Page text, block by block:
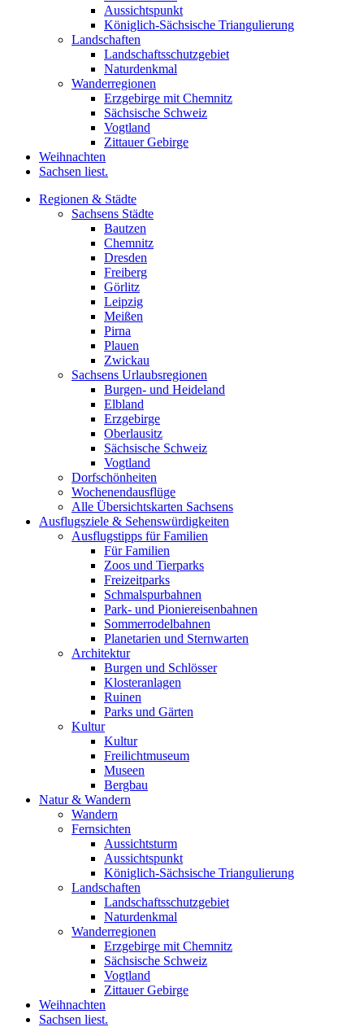
Aussichtspunkt
Königlich-Sächsische Triangulierung
Landschaften
Landschaftsschutzgebiet
Naturdenkmal
Wanderregionen
Erzgebirge mit Chemnitz
Sächsische Schweiz
Vogtland
Zittauer Gebirge
Weihnachten
Sachsen liest.
Regionen & Städte
Sachsens Städte
Bautzen
Chemnitz
Dresden
Freiberg
Görlitz
Leipzig
Meißen
Pirna
Plauen
Zwickau
Sachsens Urlaubsregionen
Burgen- und Heideland
Elbland
Erzgebirge
Oberlausitz
Sächsische Schweiz
Vogtland
Dorfschönheiten
Wochenendausflüge
Alle Übersichtskarten Sachsens
Ausflugsziele & Sehenswürdigkeiten
Ausflugstipps für Familien
Für Familien
Zoos und Tierparks
Freizeitparks
Schmalspurbahnen
Park- und Pioniereisenbahnen
Sommerrodelbahnen
Planetarien und Sternwarten
Architektur
Burgen und Schlösser
Klosteranlagen
Ruinen
Parks und Gärten
Kultur
Kultur
Freilichtmuseum
Museen
Bergbau
Natur & Wandern
Wandern
Fernsichten
Aussichtsturm
Aussichtspunkt
Königlich-Sächsische Triangulierung
Landschaften
Landschaftsschutzgebiet
Naturdenkmal
Wanderregionen
Erzgebirge mit Chemnitz
Sächsische Schweiz
Vogtland
Zittauer Gebirge
Weihnachten
Sachsen liest.